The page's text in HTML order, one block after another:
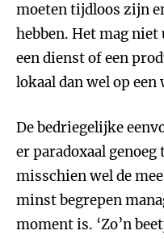
moeten tijdloos zijn
hebben. Het mag
een dienst of een
lokaal dan wel op een
De bedriegelijke
er paradoxaal
misschien wel de
minst begrepen
moment is. ‘Zo’n